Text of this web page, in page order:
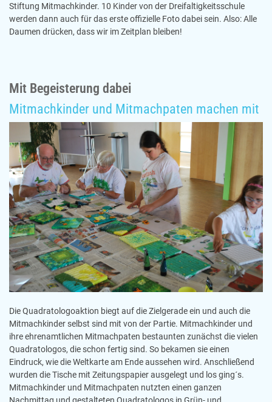
Stiftung Mitmachkinder. 10 Kinder von der Dreifaltigkeitsschule
werden dann auch für das erste offizielle Foto dabei sein. Also: Alle
Daumen drücken, dass wir im Zeitplan bleiben!
Mit Begeisterung dabei
Mitmachkinder und Mitmachpaten machen mit
Die Quadratologoaktion biegt auf die Zielgerade ein und auch die
Mitmachkinder selbst sind mit von der Partie. Mitmachkinder und
ihre ehrenamtlichen Mitmachpaten bestaunten zunächst die vielen
Quadratologos, die schon fertig sind. So bekamen sie einen
Eindruck, wie die Weltkarte am Ende aussehen wird. Anschließend
wurden die Tische mit Zeitungspapier ausgelegt und los ging´s.
Mitmachkinder und Mitmachpaten nutzten einen ganzen